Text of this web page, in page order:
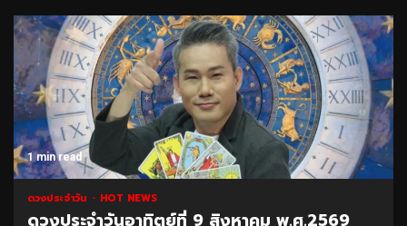
1 min read
ดวงประจำวัน HOT NEWS
ดวงประจำวันอาทิตย์ที่ 9 สิงหาคม พ.ศ.2569